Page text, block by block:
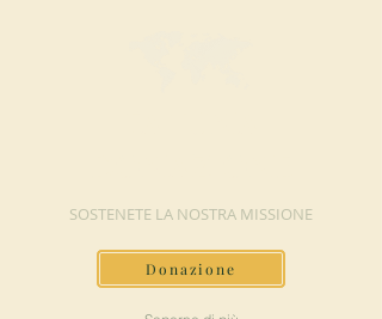
SOSTENETE LA NOSTRA MISSIONE
Donazione